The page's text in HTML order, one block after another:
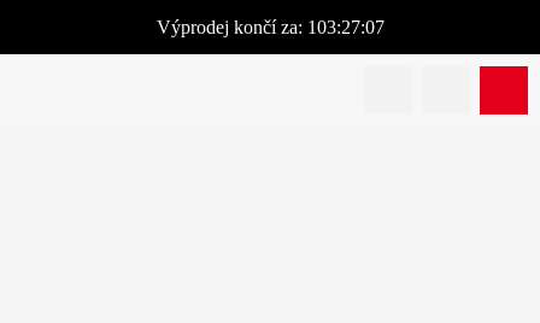
Výprodej končí za: 103:27:07